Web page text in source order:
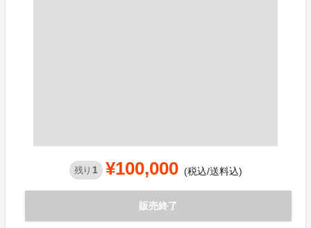
残り 1 ¥100,000 (税込/送料込)
販売終了